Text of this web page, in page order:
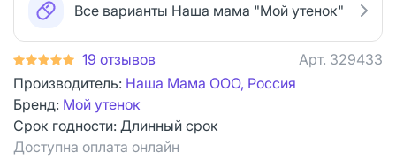
Все варианты Наша мама "Мой утенок"
19 отзывов Арт. 329433
Производитель: Наша Мама ООО, Россия
Бренд: Мой утенок
Срок годности: Длинный срок
Доступна оплата онлайн